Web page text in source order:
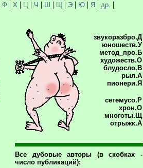
Ф | Х | Ц | Ч | Ш | Щ | Э| Ю| Я| др. |
звукоразбро.Д
юношеств.У
метод_про.Б
художеств.О
блудосло.В
рыл.А
пионери.Я
сетемусо.Р
хрон.О
многоты.Щ
отрыжк.А
Все дубовые авторы (в скобках -
число публикаций):